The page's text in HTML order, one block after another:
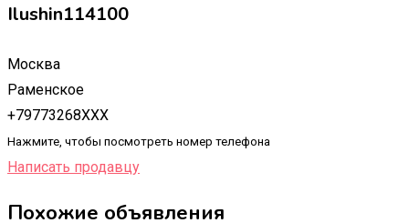
Ilushin114100
Москва
Раменское
+79773268XXX
Нажмите, чтобы посмотреть номер телефона
Написать продавцу
Похожие объявления